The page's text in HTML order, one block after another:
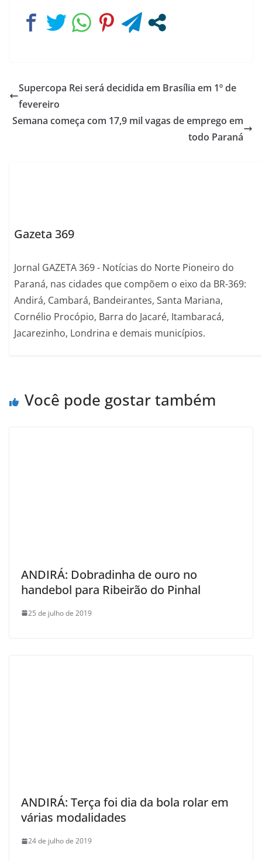
Supercopa Rei será decidida em Brasília em 1º de
fevereiro
Semana começa com 17,9 mil vagas de emprego em
todo Paraná
Gazeta 369
Jornal GAZETA 369 - Notícias do Norte Pioneiro do
Paraná, nas cidades que compõem o eixo da BR-369:
Andirá, Cambará, Bandeirantes, Santa Mariana,
Cornélio Procópio, Barra do Jacaré, Itambaracá,
Jacarezinho, Londrina e demais municípios.
Você pode gostar também
ANDIRÁ: Dobradinha de ouro no
handebol para Ribeirão do Pinhal
25 de julho de 2019
ANDIRÁ: Terça foi dia da bola rolar em
várias modalidades
24 de julho de 2019